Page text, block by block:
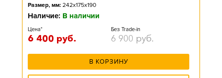
Размер, мм: 242x175x190
Наличие: В наличии
Цена*
6 400 руб.
Без Trade-in
6 900 руб.
В КОРЗИНУ